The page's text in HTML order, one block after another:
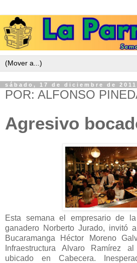
sábado, 17 de diciembre de 2011
POR: ALFONSO
Agresivo
Esta semana el empresario de
ganadero Norberto Jurado,
Bucaramanga Héctor Moreno
Infraestructura Alvaro Ramírez
ubicado en Cabecera.